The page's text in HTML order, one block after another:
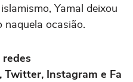
Yamal deixou
ocasião.
, Twitter, Instagram e Fa